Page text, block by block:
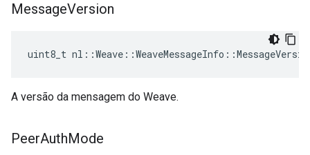
MessageVersion
uint8_t
A versão da mensagem do Weave.
PeerAuthMode